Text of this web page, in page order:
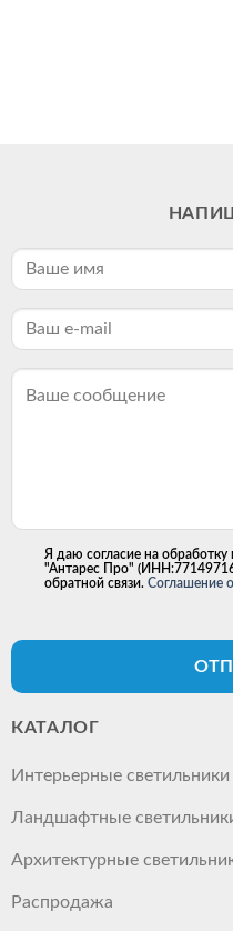
Я даю согласие на
"Антарес Про"
обратной связи. Соглашение
КАТАЛОГ
Интерьерные светильники
Ландшафтные
Архитектурные
Распродажа